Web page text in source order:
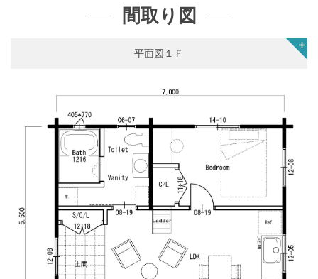
間取り図
平面図１Ｆ